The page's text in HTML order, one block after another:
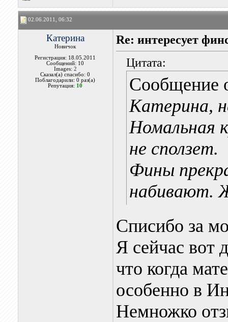
02.06.2011, 06:32
Катерина
Новичок
Регистрация: 18.05.2011
Сообщений: 10
Images: 2
Сказал(а) спасибо: 0
Поблагодарили: 0 раз(а)
Репутация: 10
Re: интересует
Цитата:
Сообщение
Катерина,
Номальная
не сползет.
Фины
набивают.
Списибо за
Я сейчас вот
что когда
особенно в
Немножко